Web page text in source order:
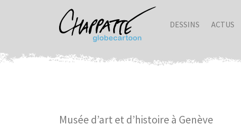
DESSINS ACTUS
Musée d’art et d’histoire à Genève